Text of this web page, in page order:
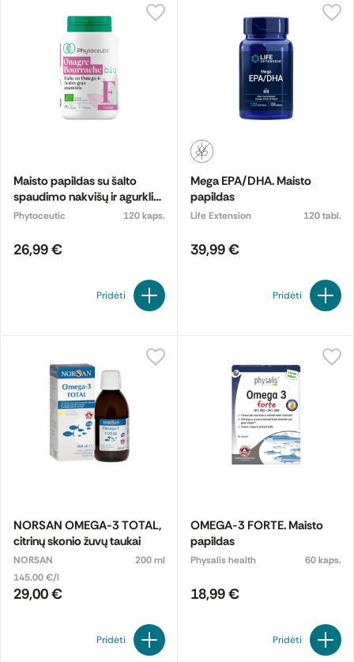
Maisto papildas su šalto
spaudimo nakvišų ir agurklių
aliejais, ekologiškas
Phytoceutic 120 kaps.
26,99 €
Pridėti
Mega EPA/DHA. Maisto
papildas
Life Extension 120 tabl.
39,99 €
Pridėti
NORSAN OMEGA-3 TOTAL,
citrinų skonio žuvų taukai
NORSAN
200 ml
145.00 €/l
29,00 €
Pridėti
OMEGA-3 FORTE. Maisto
papildas
Physalis health 60 kaps.
18,99 €
Pridėti